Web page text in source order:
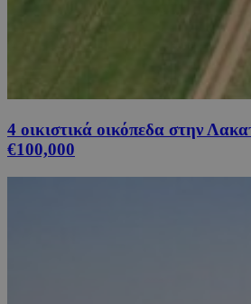
4 οικιστικά οικόπεδα στην
€100,000